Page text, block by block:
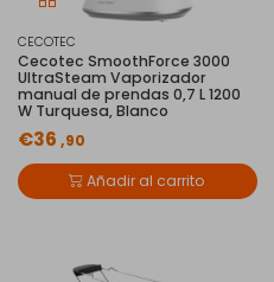
CECOTEC
Cecotec SmoothForce 3000
UltraSteam Vaporizador
manual de prendas 0,7 L 1200
W Turquesa, Blanco
€36 ,90
Añadir al carrito